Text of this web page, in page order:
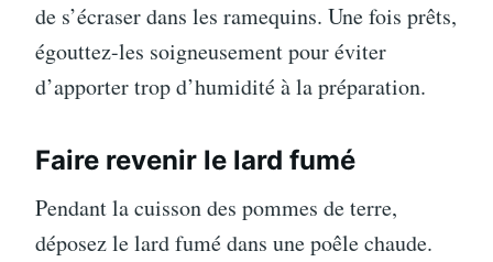
de s’écraser dans les ramequins. Une fois prêts,
égouttez-les soigneusement pour éviter
d’apporter trop d’humidité à la préparation.
Faire revenir le lard fumé
Pendant la cuisson des pommes de terre,
déposez le lard fumé dans une poêle chaude.